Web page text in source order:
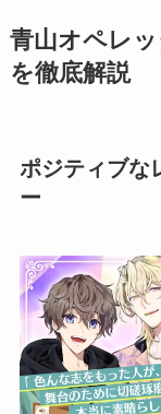
青山オペレ
を徹底解説
ポジティブな
ー